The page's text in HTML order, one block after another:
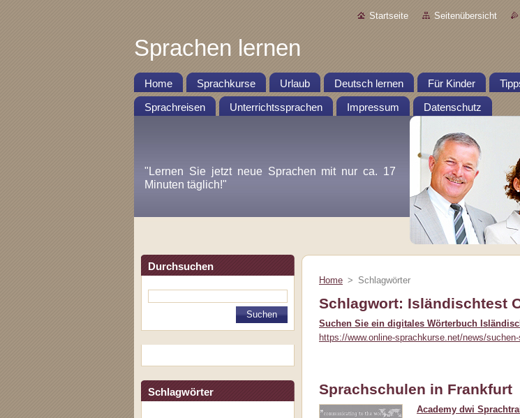
Startseite Seitenübersicht
Sprachen lernen
Home Sprachkurse Urlaub Deutsch lernen Für Kinder
Sprachreisen Unterrichtssprachen Impressum Datenschutz
"Lernen Sie jetzt neue Sprachen mit nur ca. 17
Minuten täglich!"
Durchsuchen
Schlagwörter
Home > Schlagwörter
Schlagwort: Isländischtest
Suchen Sie ein digitales Wörterbuch
https://www.online-sprachkurse.net/news/
Sprachschulen in Frankfurt
Academy dwi